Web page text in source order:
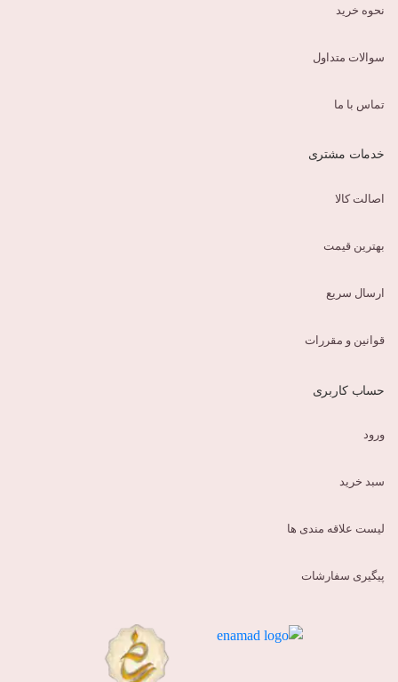
نحوه خرید
سوالات متداول
تماس با ما
خدمات مشتری
اصالت کالا
بهترین قیمت
ارسال سریع
قوانین و مقررات
حساب کاربری
ورود
سبد خرید
لیست علاقه مندی ها
پیگیری سفارشات